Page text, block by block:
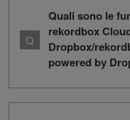
Quali sono le
rekordbox
Dropbox/
powered by